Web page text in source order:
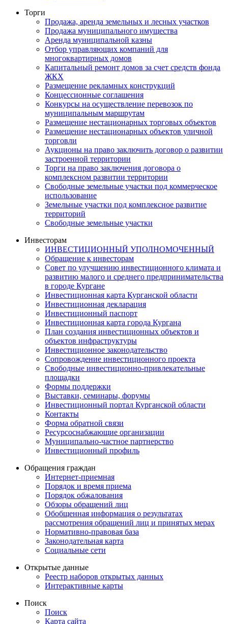
Торги
Продажа, аренда земельных и лесных участков
Продажа муниципального имущества
Аренда муниципальной казны
Отбор управляющих компаний для
многоквартирных домов
Капитальный ремонт домов за счет средств фонда
ЖКХ
Размещение рекламных конструкций
Концессионные соглашения
Конкурсы на осуществление перевозок по
муниципальным маршрутам
Размещение нестационарных торговых объектов
Размещение нестационарных объектов уличной
торговли
Аукционы на право заключить договор о развитии
застроенной территории
Торги на право заключения договора о
комплексном развитии территории
Свободные земельные участки под коммерческое
использование
Земельные участки под комплексное развитие
территорий
Свободные земельные участки
Инвесторам
ИНВЕСТИЦИОННЫЙ УПОЛНОМОЧЕННЫЙ
Обращение к инвесторам
Совет по улучшению инвестиционного климата и
развитию малого и среднего предпринимательства
в городе Кургане
Инвестиционная карта Курганской области
Инвестиционная декларация
Инвестиционный паспорт
Инвестиционная карта города Кургана
План создания инвестиционных объектов и
объектов инфраструктуры
Инвестиционное законодательство
Сопровождение инвестиционного проекта
Свободные инвестиционно-привлекательные
площадки
Формы поддержки
Выставки, семинары, форумы
Инвестиционный портал Курганской области
Контакты
Форма обратной связи
Ресурсоснабжающие организации
Муниципально-частное партнерство
Инвестиционный профиль
Обращения граждан
Интернет-приемная
Порядок и время приема
Порядок обжалования
Обзоры обращений лиц
Обобщенная информация о результатах
рассмотрения обращений лиц и принятых мерах
Нормативно-правовая база
Законодательная карта
Социальные сети
Открытые данные
Реестр наборов открытых данных
Интерактивные карты
Поиск
Поиск
Карта сайта